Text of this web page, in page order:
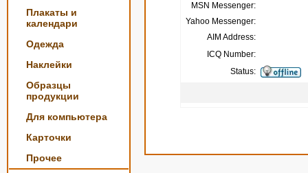
Плакаты и
календари
Одежда
Наклейки
Образцы
продукции
Для компьютера
Карточки
Прочее
MSN Messenger:
Yahoo Messenger:
AIM Address:
ICQ Number:
Status: